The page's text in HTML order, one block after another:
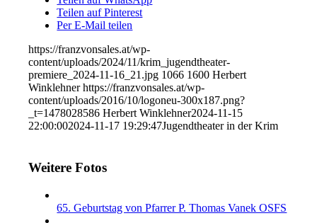
Teilen auf Pinterest
Per E-Mail teilen
https://franzvonsales.at/wp-
content/uploads/2024/11/krim_jugendtheater-
premiere_2024-11-16_21.jpg 1066 1600 Herbert
Winklehner https://franzvonsales.at/wp-
content/uploads/2016/10/logoneu-300x187.png?
_t=1478028586 Herbert Winklehner2024-11-15
22:00:002024-11-17 19:29:47Jugendtheater in der Krim
Weitere Fotos
65. Geburtstag von Pfarrer P. Thomas Vanek OSFS